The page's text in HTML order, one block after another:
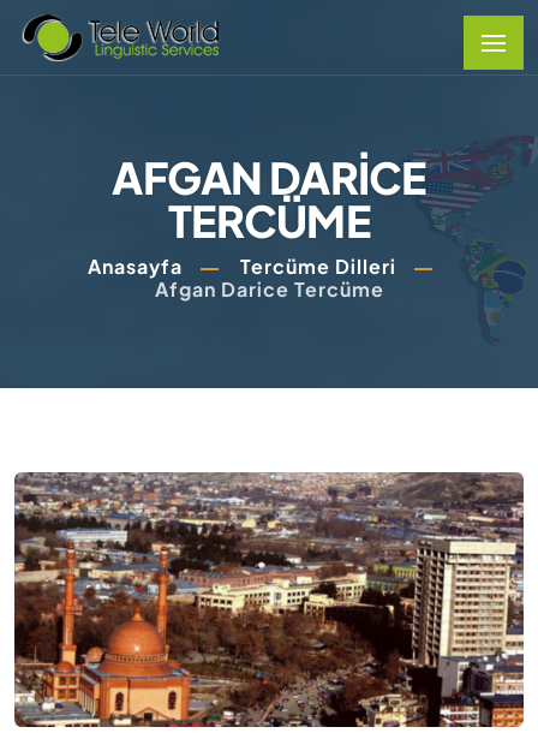
AFGAN DARICE
TERCÜME
Anasayfa
Tercüme Dilleri
Afgan Darice Tercüme